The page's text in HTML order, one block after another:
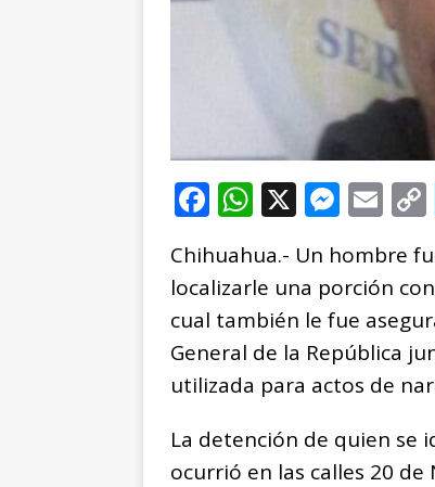
F
c
e
b
o
o
k
W
at
s
A
p
p
X M
ss
e
n
g
e
r
E
ai
l
Chihuahua.- Un hombre
localizarle una porción
cual también le fue
General de la República
utilizada para actos de
La detención de quien se
ocurrió en las calles 20 de